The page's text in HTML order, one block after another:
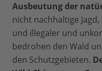
Ausbeutung der
nicht nachhaltige
und illegaler und
bedrohen den Wald
den Schutzgebieten.